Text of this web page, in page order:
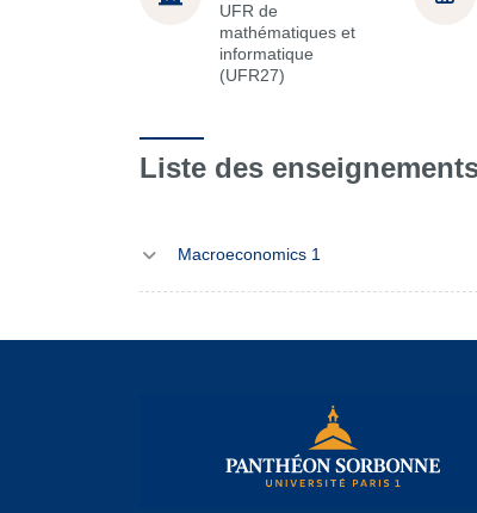
UFR de
mathématiques et
informatique
(UFR27)
Liste des
Macroeconomics 1